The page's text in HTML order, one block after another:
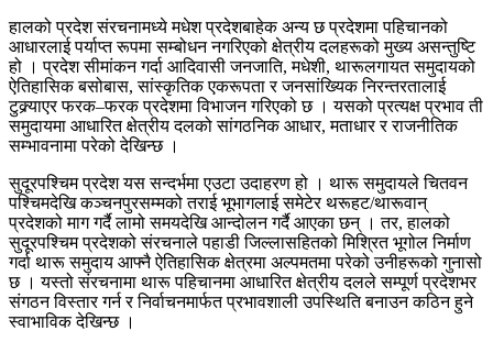
हालको प्रदेश संरचनामध्ये मधेश प्रदेशबाहेक अन्य छ प्रदेशमा पहिचानको
आधारलाई पर्याप्त रूपमा सम्बोधन नगरिएको क्षेत्रीय दलहरूको मुख्य असन्तुष्टि
हो । प्रदेश सीमांकन गर्दा आदिवासी जनजाति, मधेशी, थारूलगायत समुदायको
ऐतिहासिक बसोबास, सांस्कृतिक एकरूपता र जनसांख्यिक निरन्तरतालाई
टुक्र्याएर फरक–फरक प्रदेशमा विभाजन गरिएको छ । यसको प्रत्यक्ष प्रभाव ती
समुदायमा आधारित क्षेत्रीय दलको सांगठनिक आधार, मताधार र राजनीतिक
सम्भावनामा परेको देखिन्छ ।
सुदूरपश्चिम प्रदेश यस सन्दर्भमा एउटा उदाहरण हो । थारू समुदायले चितवन
पश्चिमदेखि कञ्चनपुरसम्मको तराई भूभागलाई समेटेर थरूहट/थारूवान्
प्रदेशको माग गर्दै लामो समयदेखि आन्दोलन गर्दै आएका छन् । तर, हालको
सुदूरपश्चिम प्रदेशको संरचनाले पहाडी जिल्लासहितको मिश्रित भूगोल निर्माण
गर्दा थारू समुदाय आफ्नै ऐतिहासिक क्षेत्रमा अल्पमतमा परेको उनीहरूको गुनासो
छ । यस्तो संरचनामा थारू पहिचानमा आधारित क्षेत्रीय दलले सम्पूर्ण प्रदेशभर
संगठन विस्तार गर्न र निर्वाचनमार्फत प्रभावशाली उपस्थिति बनाउन कठिन हुने
स्वाभाविक देखिन्छ ।